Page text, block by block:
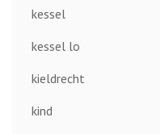
kessel
kessel lo
kieldrecht
kind